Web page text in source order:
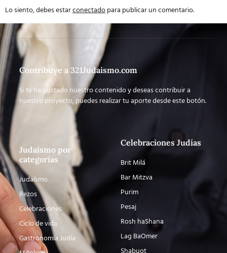
Lo siento, debes estarconectadopara publicar un comentario.
Contribuye a 321Judaismo.com
Si te ha gustado nuestro contenido y deseas contribuir a
nuestro proyecto, puedes realizar tu aporte desde este botón.
Judaísmo por
categorías
Judaísmo
Rezos
Celebraciones
Ciclo de vida
Gastronomía Judía
Celebraciones Judías
Brit Milá
Bar Mitzva
Purim
Pesaj
Rosh haShana
Lag BaOmer